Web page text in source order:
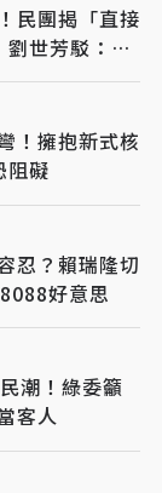
民團揭「直接
世芳駁：以
！擁抱新式核
礙
忍？賴瑞隆切
好意思
潮！綠委籲
客人